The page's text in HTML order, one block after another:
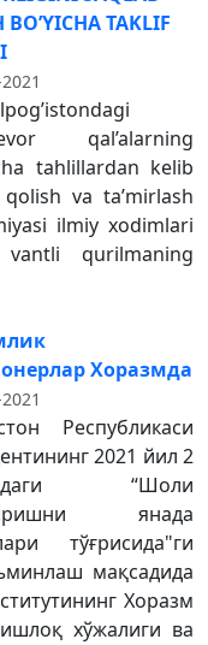
BO’YICHA TAKLIF
qal’alarning
tahlillardan kelib
va ta’mirlash
ilmiy xodimlari
qurilmaning
Хоразмда
Республикаси
2021 йил 2
“Шоли
янада
тўғрисида"ги
мақсадида
Хоразм
хўжалиги ва